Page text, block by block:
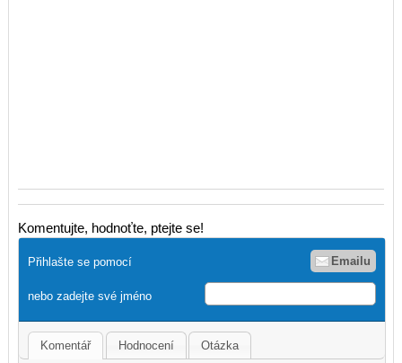
Komentujte, hodnoťte, ptejte se!
Přihlašte se pomocí Emailu
nebo zadejte své jméno
Komentář Hodnocení Otázka